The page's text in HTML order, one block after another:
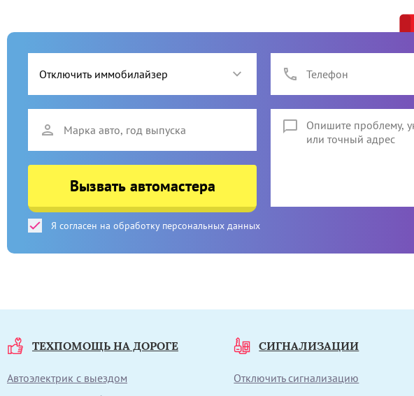
Вызвать автомастера
Я согласен на обработку персональных данных
ТЕХПОМОЩЬ НА ДОРОГЕ
Автоэлектрик с выездом
СИГНАЛИЗАЦИИ
Отключить сигнализацию